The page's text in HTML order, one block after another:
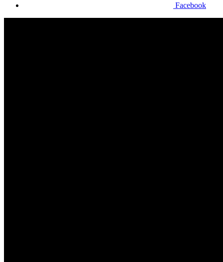
Facebook